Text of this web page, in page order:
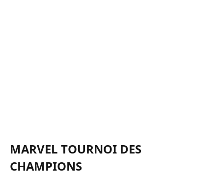
MARVEL TOURNOI DES
CHAMPIONS